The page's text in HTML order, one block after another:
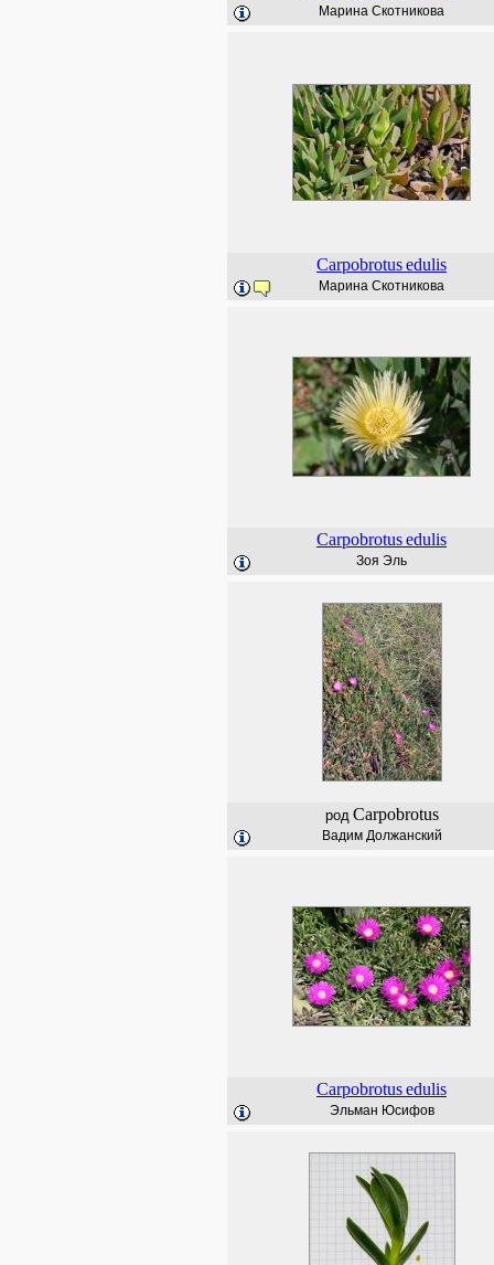
Марина Скотникова
Carpobrotusedulis
Марина Скотникова
Carpobrotusedulis
Зоя Эль
род Carpobrotus
Вадим Должанский
Carpobrotusedulis
Эльман Юсифов